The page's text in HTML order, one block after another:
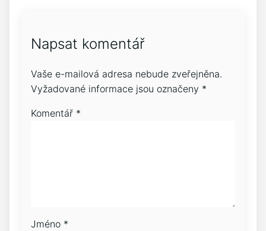
Napsat komentář
Vaše e-mailová adresa nebude zveřejněna.
Vyžadované informace jsou označeny *
Komentář *
Jméno *